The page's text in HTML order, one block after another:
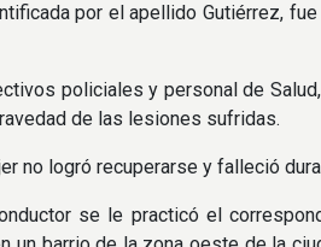
por el apellido Gutiérrez,
policiales y personal de
de las lesiones sufridas.
no logró recuperarse y falleció
se le practicó el